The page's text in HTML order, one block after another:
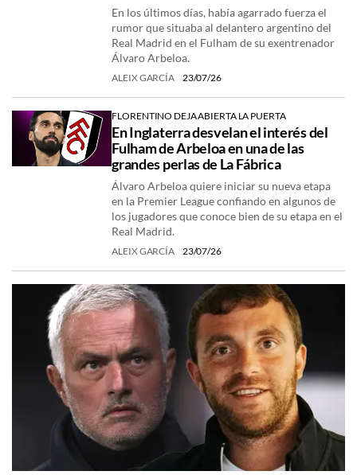
En los últimos días, había agarrado fuerza el
rumor que situaba al delantero argentino del
Real Madrid en el Fulham de su exentrenador
Álvaro Arbeloa.
ALEIX GARCÍA 23/07/26
FLORENTINO DEJA ABIERTA LA PUERTA
En Inglaterra desvelan el interés del
Fulham de Arbeloa en una de las
grandes perlas de La Fábrica
Álvaro Arbeloa quiere iniciar su nueva etapa
en la Premier League confiando en algunos de
los jugadores que conoce bien de su etapa en el
Real Madrid.
ALEIX GARCÍA 23/07/26